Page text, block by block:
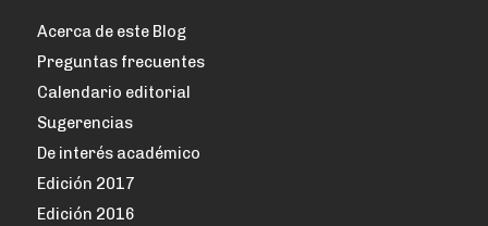
Acerca de este Blog
Preguntas frecuentes
Calendario editorial
Sugerencias
De interés académico
Edición 2017
Edición 2016